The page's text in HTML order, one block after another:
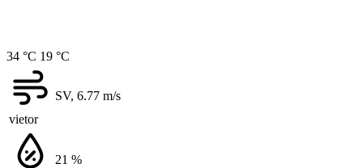
34 °C 19 °C
vietor
SV, 6.77 m/s
21 %